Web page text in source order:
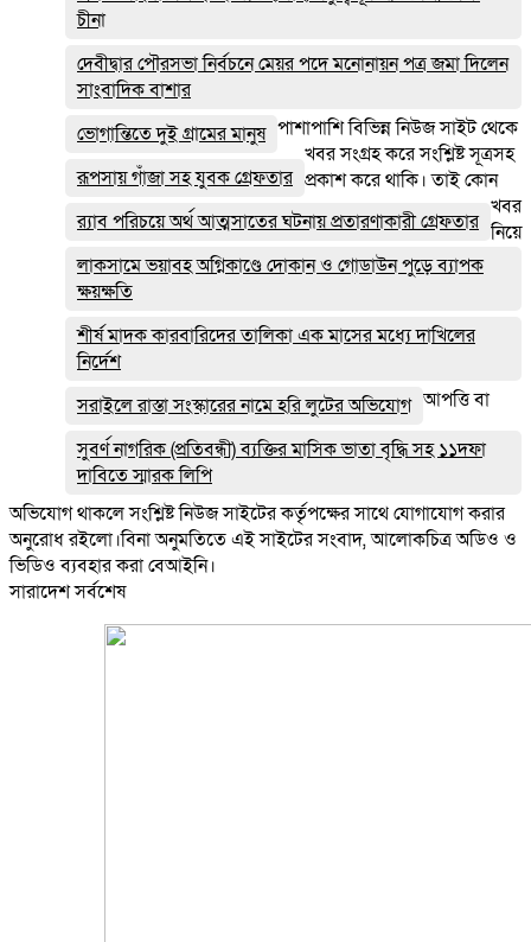
চীনা
দেবীদ্বার পৌরসভা নির্বচনে মেয়র পদে মনোনায়ন পত্র জমা দিলেন
সাংবাদিক বাশার
ভোগান্তিতে দুই গ্রামের মানুষ
রূপসায় গাঁজা সহ যুবক গ্রেফতার
র‌্যাব পরিচয়ে অর্থ আত্মসাতের ঘটনায় প্রতারণাকারী গ্রেফতার
লাকসামে ভয়াবহ অগ্নিকাণ্ডে দোকান ও গোডাউন পুড়ে ব‍্যাপক
ক্ষয়ক্ষতি
শীর্ষ মাদক কারবারিদের তালিকা এক মাসের মধ্যে দাখিলের
নির্দেশ
সরাইলে রাস্তা সংস্কারের নামে হরি লুটের অভিযোগ
সুবর্ণ নাগরিক (প্রতিবন্ধী) ব্যক্তির মাসিক ভাতা বৃদ্ধি সহ ১১দফা
দাবিতে স্মারক লিপি
পাশাপাশি বিভিন্ন নিউজ সাইট থেকে
খবর সংগ্রহ করে সংশ্লিষ্ট সূত্রসহ
প্রকাশ করে থাকি। তাই কোন
খবর
নিয়ে
আপত্তি বা
অভিযোগ থাকলে সংশ্লিষ্ট নিউজ সাইটের কর্তৃপক্ষের সাথে যোগাযোগ করার
অনুরোধ রইলো।বিনা অনুমতিতে এই সাইটের সংবাদ, আলোকচিত্র অডিও ও
ভিডিও ব্যবহার করা বেআইনি।
সারাদেশ সর্বশেষ